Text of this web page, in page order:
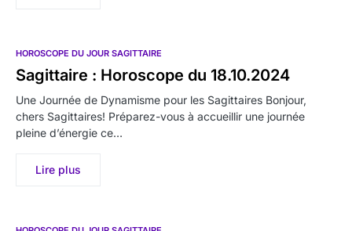
HOROSCOPE DU JOUR SAGITTAIRE
Sagittaire : Horoscope du 18.10.2024
Une Journée de Dynamisme pour les Sagittaires Bonjour,
chers Sagittaires! Préparez-vous à accueillir une journée
pleine d’énergie ce…
Lire plus